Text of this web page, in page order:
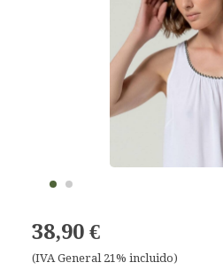
38,90 €
(IVA General 21% incluido)